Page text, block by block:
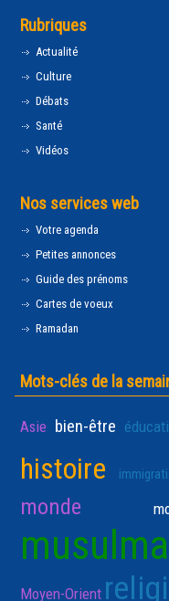
Rubriques
Actualité
Culture
Débats
Santé
Vidéos
Nos services web
Votre agenda
Petites annonces
Guide des prénoms
Cartes de voeux
Ramadan
Mots-clés de la
Asie bien-être
histoire
monde
Moyen-Orient